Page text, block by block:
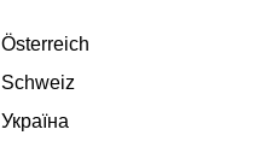
Österreich
Schweiz
Україна